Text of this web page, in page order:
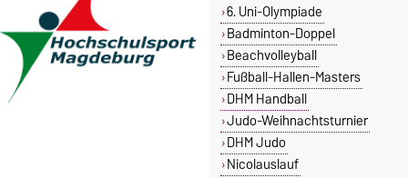
6. Uni-Olympiade
Badminton-Doppel
Beachvolleyball
Fußball-Hallen-Masters
DHM Handball
Judo-Weihnachtsturnier
DHM Judo
Nicolauslauf